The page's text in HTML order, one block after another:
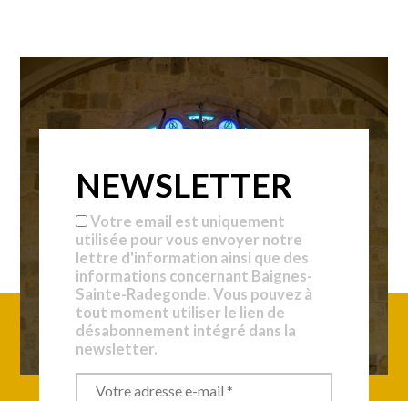
NEWSLETTER
Votre email est uniquement
utilisée pour vous envoyer notre
lettre d'information ainsi que des
informations concernant Baignes-
Sainte-Radegonde. Vous pouvez à
tout moment utiliser le lien de
désabonnement intégré dans la
newsletter.